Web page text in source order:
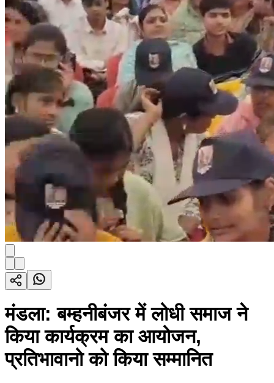
मंडला: बम्हनीबंजर में लोधी समाज ने
किया कार्यक्रम का आयोजन,
प्रतिभावानो को किया सम्मानित